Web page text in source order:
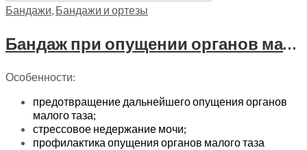
Бандажи, Бандажи и ортезы
Бандаж при опущении органов малого таза женский с кружевом Trives, Т-1371
Особенности:
предотвращение дальнейшего опущения органов
малого таза;
стрессовое недержание мочи;
профилактика опущения органов малого таза